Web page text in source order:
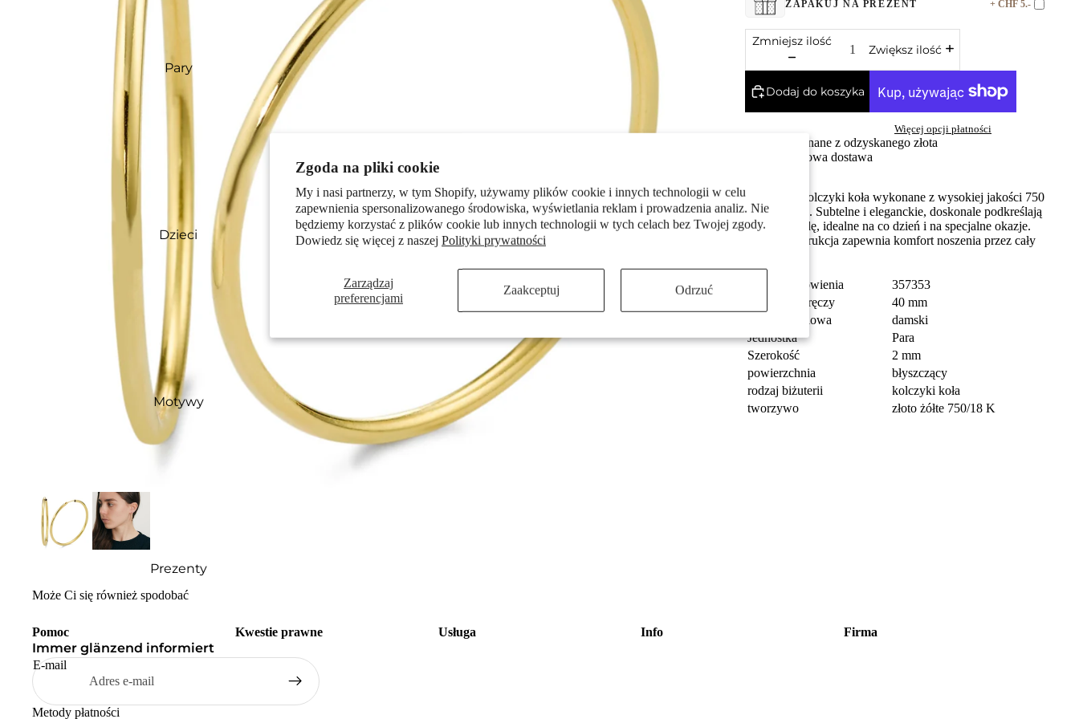
Zgoda na pliki cookie
My i nasi partnerzy, w tym Shopify, używamy plików cookie i innych technologii w celu
zapewnienia spersonalizowanego środowiska, wyświetlania reklam i prowadzenia analiz. Nie
będziemy korzystać z plików cookie lub innych technologii w tych celach bez Twojej zgody.
Dowiedz się więcej z naszej Polityki prywatności
Zarządzaj
preferencjami
Zaakceptuj Odrzuć
Pary
Dzieci
Motywy
Prezenty
ZAPAKUJ NA PREZENT + CHF 5.-
Zmniejsz ilość
Zwiększ ilość
Dodaj do koszyka
Więcej opcji płatności
Wykonane z odzyskanego złota
Darmowa dostawa
Klasyczne kolczyki koła wykonane z wysokiej jakości 750
żółtego złota. Subtelne i eleganckie, doskonale podkreślają
kobiecą urodę, idealne na co dzień i na specjalne okazje.
Lekka konstrukcja zapewnia komfort noszenia przez cały
numer zamówienia
357353
Średnica obręczy
40 mm
Grupa docelowa
damski
Jednostka
Para
Szerokość
2 mm
powierzchnia
błyszczący
rodzaj biżuterii
kolczyki koła
tworzywo
złoto żółte 750/18 K
Może Ci się również spodobać
Pomoc Kwestie prawne Usługa Info Firma
Immer glänzend informiert
E-mail
Metody płatności